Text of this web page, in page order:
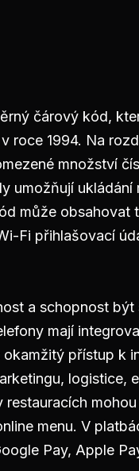
čárový kód,
roce 1994. Na
množství
umožňují ukládání
může obsahovat
Fi přihlašovací
a schopnost být
mají
přístup k
logistice,
menu. V
Pay, Apple